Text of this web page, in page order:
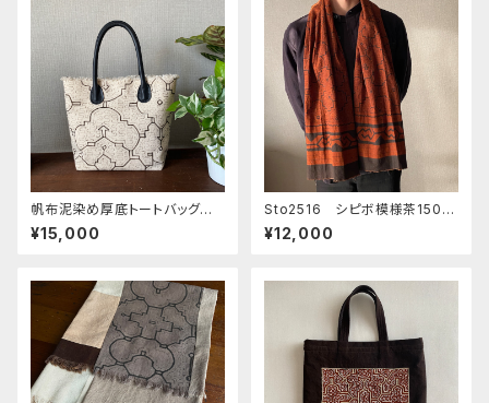
帆布泥染め厚底トートバッグ 3
5x24x13 本革持ち手フリンジ
¥15,000
Sto2516 シピボ模様茶150x
25cm 模様染め一枚布
¥12,000